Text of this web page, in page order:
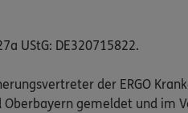
UStG: DE320715822.
der ERGO
Oberbayern gemeldet und